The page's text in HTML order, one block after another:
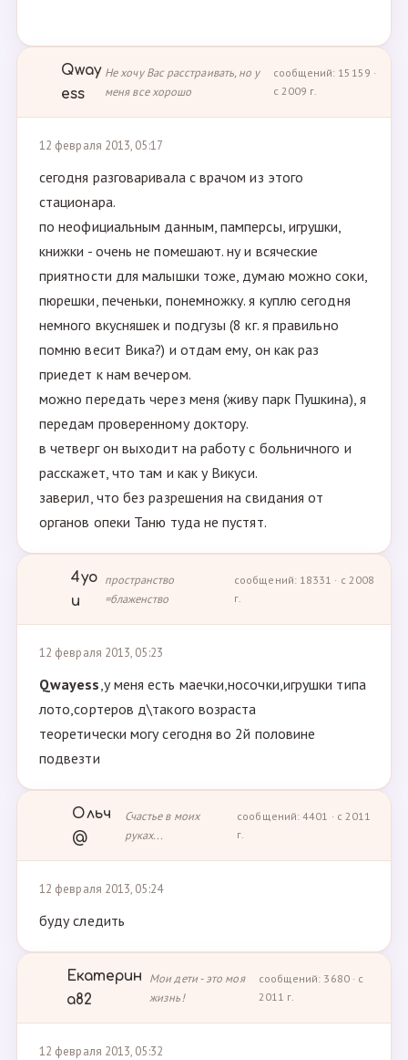
Qway
ess
Не хочу Вас расстраивать, но у
меня все хорошо
сообщений: 15159 ·
с 2009 г.
12 февраля 2013, 05:17
сегодня разговаривала с врачом из этого
стационара.
по неофициальным данным, памперсы, игрушки,
книжки - очень не помешают. ну и всяческие
приятности для малышки тоже, думаю можно соки,
пюрешки, печеньки, понемножку. я куплю сегодня
немного вкусняшек и подгузы (8 кг. я правильно
помню весит Вика?) и отдам ему, он как раз
приедет к нам вечером.
можно передать через меня (живу парк Пушкина), я
передам проверенному доктору.
в четверг он выходит на работу с больничного и
расскажет, что там и как у Викуси.
заверил, что без разрешения на свидания от
органов опеки Таню туда не пустят.
4yo
u
пространство
=блаженство
сообщений: 18331 · с 2008
г.
12 февраля 2013, 05:23
Qwayess,у меня есть маечки,носочки,игрушки типа
лото,сортеров д\такого возраста
теоретически могу сегодня во 2й половине
подвезти
Ольч
@
Счастье в моих
руках...
сообщений: 4401 · с 2011
г.
12 февраля 2013, 05:24
буду следить
Екатерин
а82
Мои дети - это моя
жизнь!
сообщений: 3680 · с
2011 г.
12 февраля 2013, 05:32